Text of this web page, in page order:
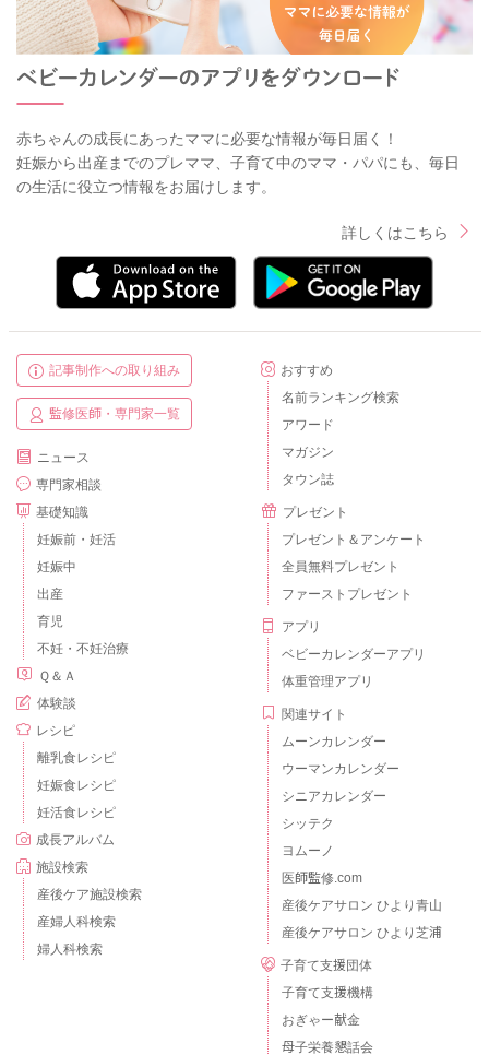
赤ちゃんの成長にあったママに必要な情報が毎日届く！
妊娠から出産までのプレママ、子育て中のママ・パパにも、毎日
の生活に役立つ情報をお届けします。
詳しくはこちら
記事制作への取り組み
監修医師・専門家一覧
ニュース
専門家相談
基礎知識
妊娠前・妊活
妊娠中
出産
育児
不妊・不妊治療
Ｑ＆Ａ
体験談
レシピ
離乳食レシピ
妊娠食レシピ
妊活食レシピ
成長アルバム
施設検索
産後ケア施設検索
産婦人科検索
婦人科検索
おすすめ
名前ランキング検索
アワード
マガジン
タウン誌
プレゼント
プレゼント＆アンケート
全員無料プレゼント
ファーストプレゼント
アプリ
ベビーカレンダーアプリ
体重管理アプリ
関連サイト
ムーンカレンダー
ウーマンカレンダー
シニアカレンダー
シッテク
ヨムーノ
医師監修.com
産後ケアサロン ひより青山
産後ケアサロン ひより芝浦
子育て支援団体
子育て支援機構
おぎゃー献金
母子栄養懇話会